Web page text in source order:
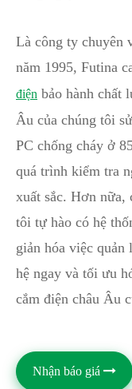
Là công ty chuyên
năm 1995, Futina
điện bảo hành chất
Âu của chúng tôi
PC chống cháy ở
quá trình kiểm tra
xuất sắc. Hơn nữa,
tôi tự hào có hệ
giản hóa việc
hệ ngay và tối ưu
cắm điện châu Âu
Nhận báo giá